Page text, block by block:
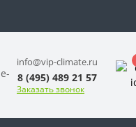
info@vip-climate.ru
8 (495) 489 21 57
Заказать звонок